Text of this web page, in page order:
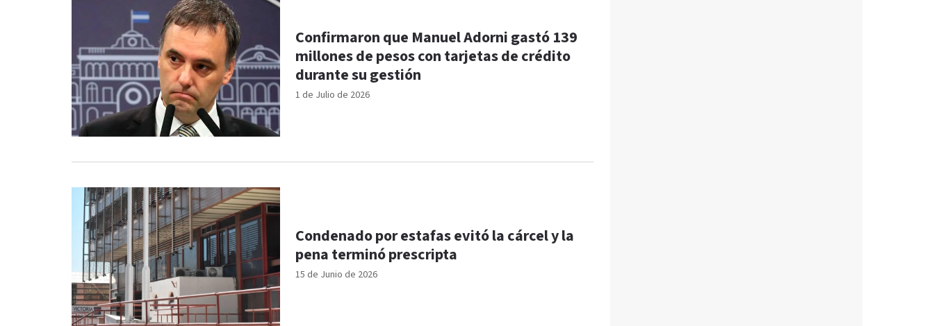
1 de Julio de 2026
Confirmaron que Manuel Adorni gastó 139
millones de pesos con tarjetas de crédito
durante su gestión
15 de Junio de 2026
Condenado por estafas evitó la cárcel y la
pena terminó prescripta